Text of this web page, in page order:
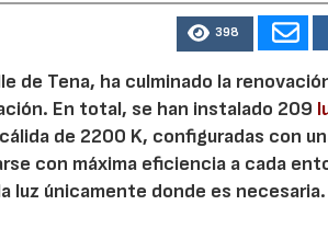
398
de Tena, ha culminado la
En total, se han instalado 209
de 2200 K, configuradas con
con máxima eficiencia a cada
luz únicamente donde es necesaria.